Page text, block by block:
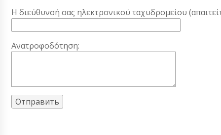
Η διεύθυνσή σας ηλεκτρονικού ταχυδρομείου
Ανατροφοδότηση: